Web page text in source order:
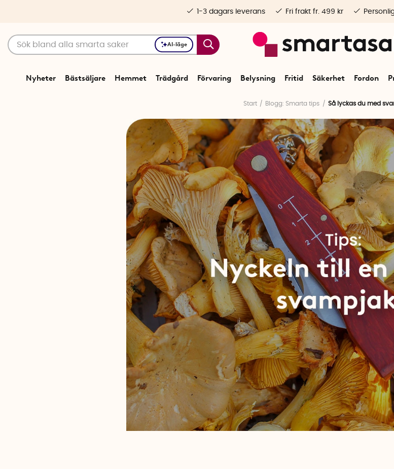
AI-läge
Nyheter Bästsäljare Hemmet Trädgård Förvaring Belysning Fritid Säkerhet Fordon
1-3 dagars leverans Fri frakt fr. 499 kr
Start Blogg: Smarta tips Så lyckas du med